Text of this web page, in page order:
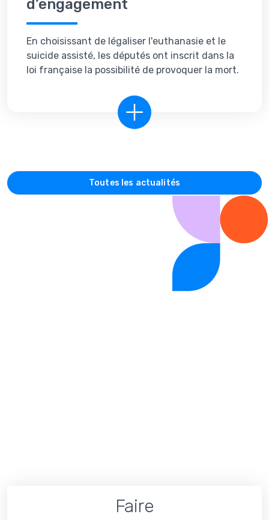
d’engagement
En choisissant de légaliser l'euthanasie et le
suicide assisté, les députés ont inscrit dans la
loi française la possibilité de provoquer la mort.
Toutes les actualités
Faire